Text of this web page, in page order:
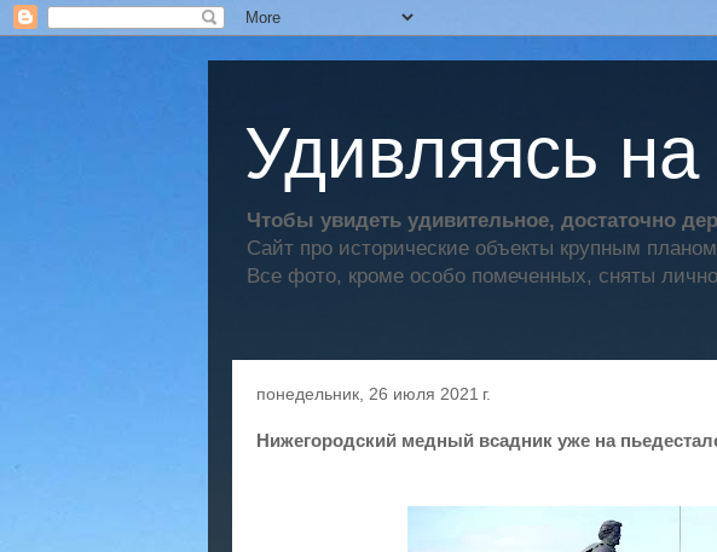
Удивляясь на
Чтобы увидеть удивительное, достаточно
Сайт про исторические объекты крупным
Все фото, кроме особо помеченных, сняты
понедельник, 26 июля 2021 г.
Нижегородский медный всадник уже на